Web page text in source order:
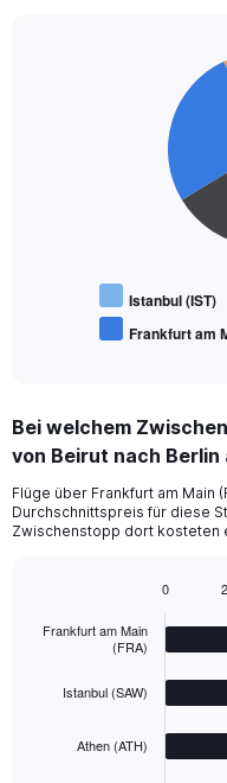
Istanbul (IST)
Frankfurt am
Bei welchem
von Beirut nach Berlin
Flüge über Frankfurt am Main
Durchschnittspreis für diese
Zwischenstopp dort kosteten
chart
Frankfurt am Main
(FRA)
Istanbul (SAW)
Athen (ATH)
0